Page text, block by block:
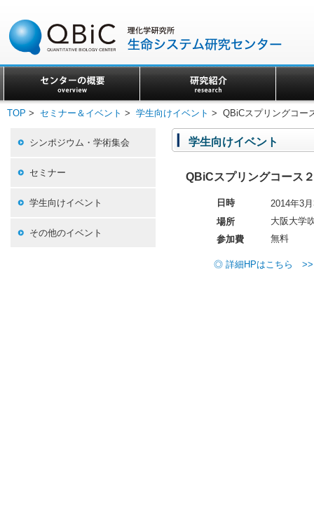
TOP > セミナー＆イベント > 学生向けイベント > QBiCスプリングコー
シンポジウム・学術集会
セミナー
学生向けイベント
その他のイベント
学生向けイベント
QBiCスプリングコース
日時
2014年3
場所
大阪大学
参加費
無料
◎ 詳細HPはこちら >>